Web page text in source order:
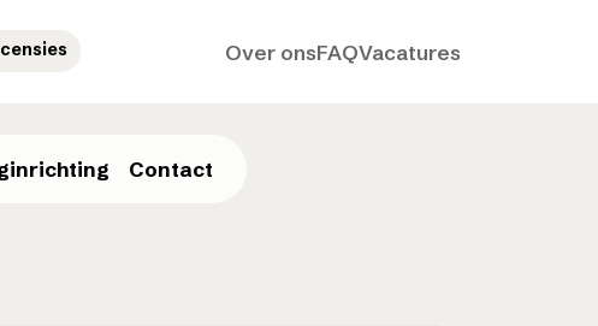
Contact
Over onsFAQVacatures